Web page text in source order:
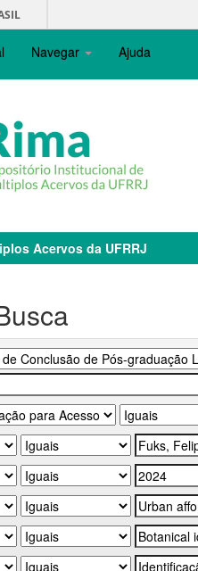
Navegar Ajuda
Acervos da UFRRJ